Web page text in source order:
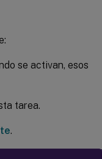
se activan, esos
tarea.
.